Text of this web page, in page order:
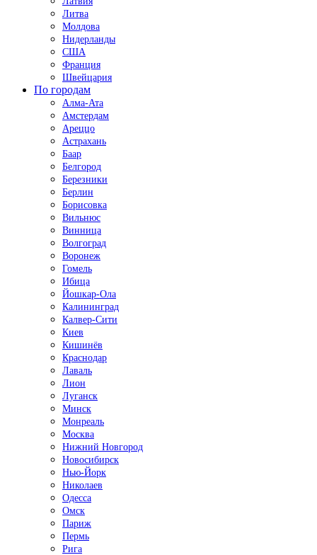
Литва
Молдова
Нидерланды
США
Франция
Швейцария
По городам
Алма-Ата
Амстердам
Ареццо
Астрахань
Баар
Белгород
Березники
Берлин
Борисовка
Вильнюс
Винница
Волгоград
Воронеж
Гомель
Ибица
Йошкар-Ола
Калининград
Калвер-Сити
Киев
Кишинёв
Краснодар
Лаваль
Лион
Луганск
Минск
Монреаль
Москва
Нижний Новгород
Новосибирск
Нью-Йорк
Николаев
Одесса
Омск
Париж
Пермь
Рига